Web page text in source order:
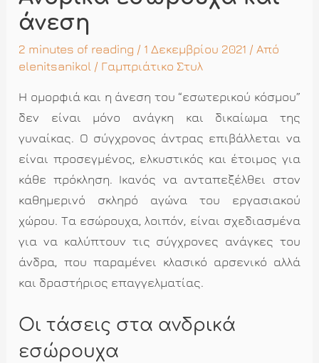
άνεση
2 minutes of reading / 1 Δεκεμβρίου 2021 / Από
elenitsanikol / Γαμπριάτικο Στυλ
Η ομορφιά και η άνεση του “εσωτερικού κόσμου”
δεν είναι μόνο ανάγκη και δικαίωμα της
γυναίκας. Ο σύγχρονος άντρας επιβάλλεται να
είναι προσεγμένος, ελκυστικός και έτοιμος για
κάθε πρόκληση. Ικανός να ανταπεξέλθει στον
καθημερινό σκληρό αγώνα του εργασιακού
χώρου. Τα εσώρουχα, λοιπόν, είναι σχεδιασμένα
για να καλύπτουν τις σύγχρονες ανάγκες του
άνδρα, που παραμένει κλασικό αρσενικό αλλά
και δραστήριος επαγγελματίας.
Οι τάσεις στα ανδρικά
εσώρουχα